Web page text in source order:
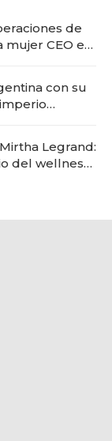
de
mujer CEO en
con su
Legrand:
del wellness